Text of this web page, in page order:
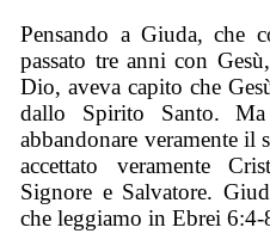
Pensando a Giuda, che
passato tre anni con
Dio, aveva capito che
dallo Spirito Santo.
abbandonare veramente il
accettato veramente
Signore e Salvatore.
che leggiamo in Ebrei 6:4-